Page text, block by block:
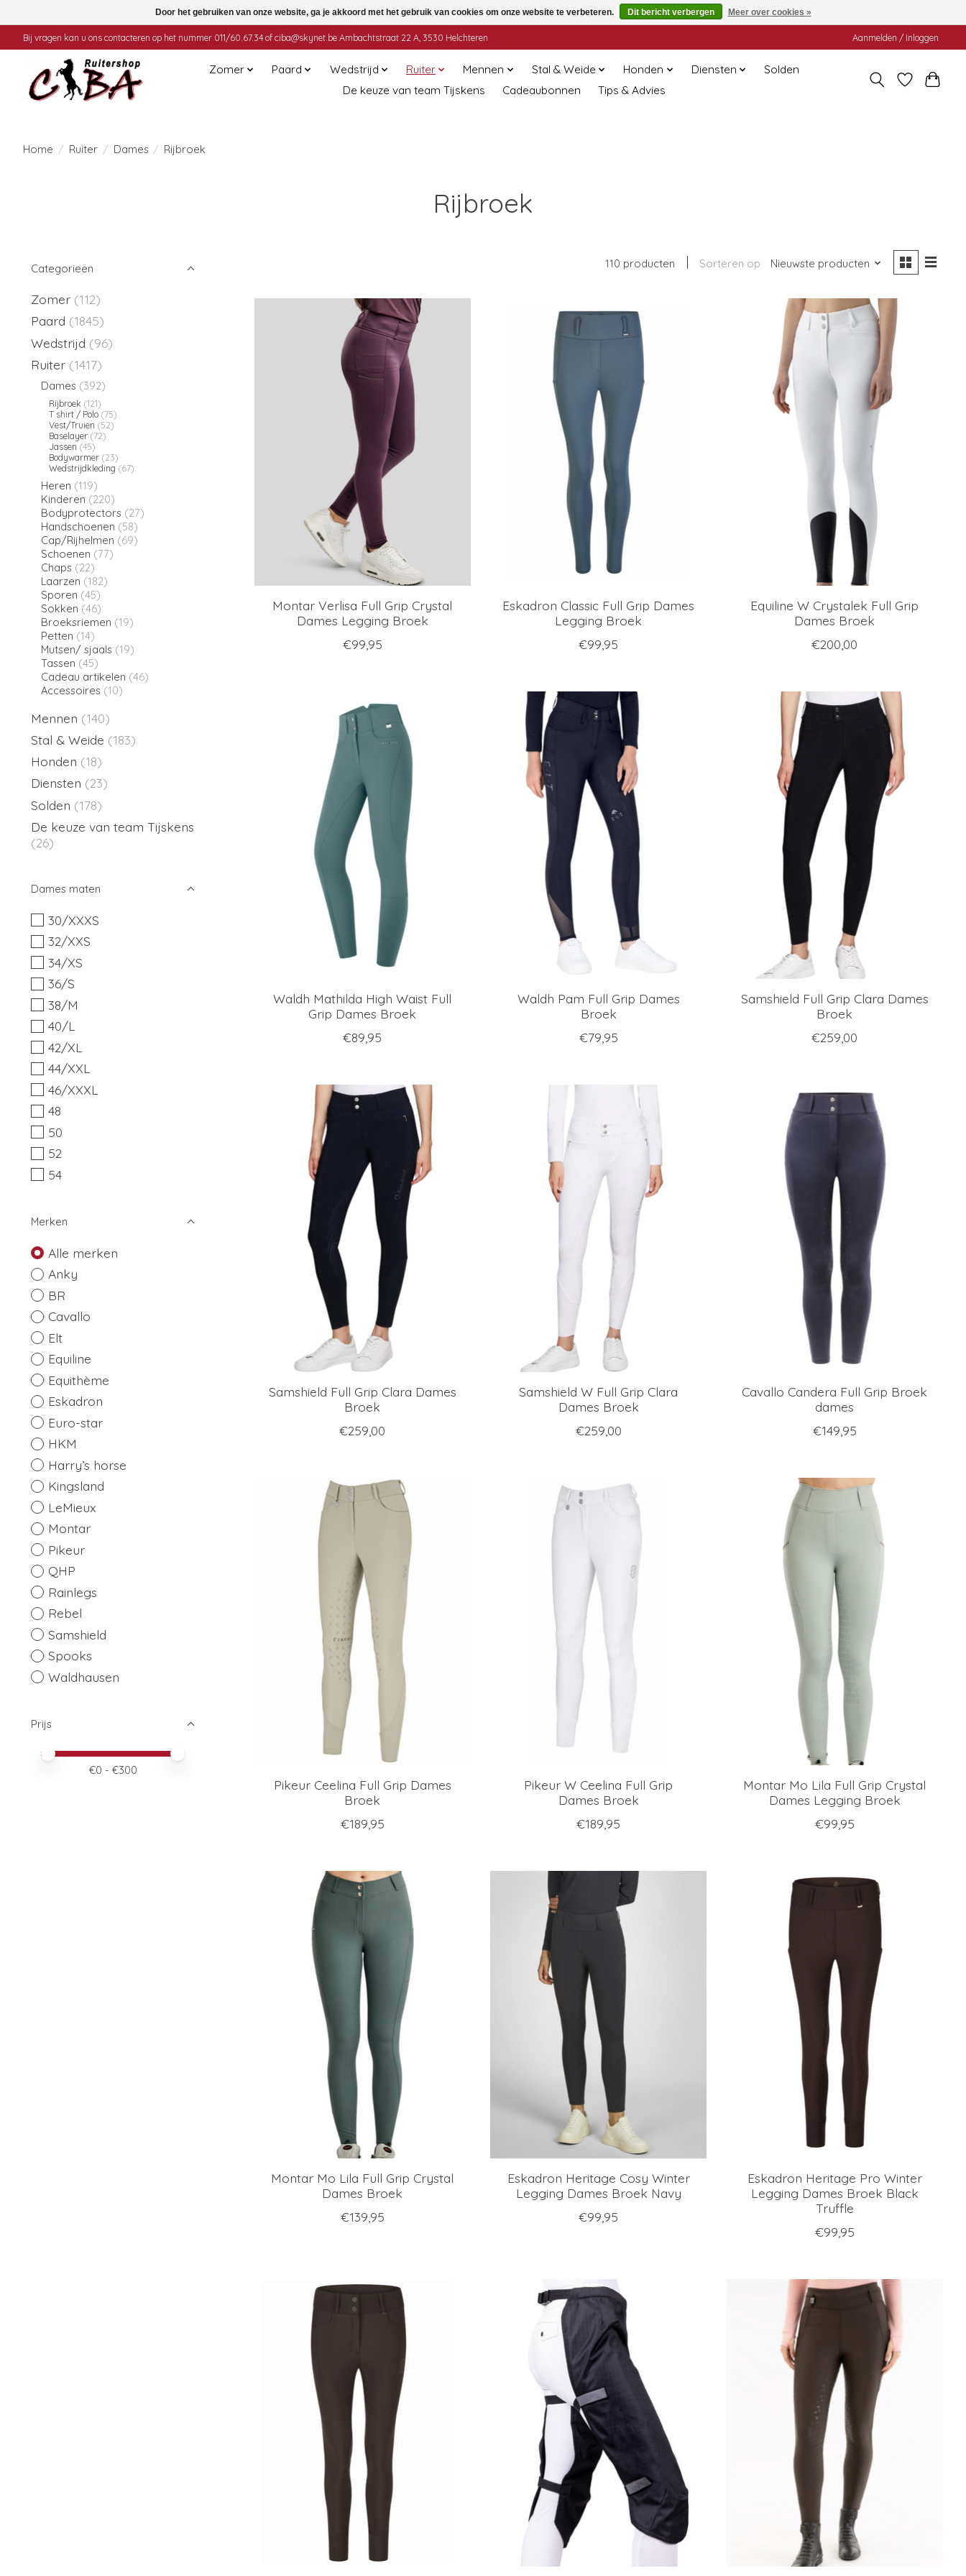
Bij vragen kan u ons contacteren op het nummer 011/60.67.34 of ciba@skynet.be Ambachtstraat 22 A, 3530 Helchteren Aanmelden / Inloggen
Zomer Paard Wedstrijd Ruiter Mennen Stal & Weide Honden Diensten
Solden
De keuze van team Tijskens
Cadeaubonnen Tips & Advies
Home / Ruiter / Dames / Rijbroek
Rijbroek
Categorieën
Zomer (112)
Paard (1845)
Wedstrijd (96)
Ruiter (1417)
Dames (392)
Rijbroek (121)
T shirt / Polo (75)
Vest/Truien (52)
Baselayer (72)
Jassen (45)
Bodywarmer (23)
Wedstrijdkleding (67)
Heren (119)
Kinderen (220)
Bodyprotectors (27)
Handschoenen (58)
Cap/Rijhelmen (69)
Schoenen (77)
Chaps (22)
Laarzen (182)
Sporen (45)
Sokken (46)
Broeksriemen (19)
Petten (14)
Mutsen/ sjaals (19)
Tassen (45)
Cadeau artikelen (46)
Accessoires (10)
Mennen (140)
Stal & Weide (183)
Honden (18)
Diensten (23)
Solden (178)
De keuze van team Tijskens
(26)
Dames maten
30/XXXS
32/XXS
34/XS
36/S
38/M
40/L
42/XL
44/XXL
46/XXXL
48
50
52
54
Merken
Alle merken
Anky
BR
Cavallo
Elt
Equiline
Equithème
Eskadron
Euro-star
HKM
Harry’s horse
Kingsland
LeMieux
Montar
Pikeur
QHP
Rainlegs
Rebel
Samshield
Spooks
Waldhausen
Prijs
Minimale prijswaarde
Price maximum value
€0 - €300
110 producten Sorteren op Nieuwste producten
Montar Verlisa Full Grip Crystal
Dames Legging Broek
€99,95
Eskadron Classic Full Grip Dames
Legging Broek
€99,95
Equiline W Crystalek Full Grip
Dames Broek
€200,00
Waldh Mathilda High Waist Full
Grip Dames Broek
€89,95
Waldh Pam Full Grip Dames
Broek
€79,95
Samshield Full Grip Clara Dames
Broek
€259,00
Samshield Full Grip Clara Dames
Broek
€259,00
Samshield W Full Grip Clara
Dames Broek
€259,00
Cavallo Candera Full Grip Broek
dames
€149,95
Pikeur Ceelina Full Grip Dames
Broek
€189,95
Pikeur W Ceelina Full Grip
Dames Broek
€189,95
Montar Mo Lila Full Grip Crystal
Dames Legging Broek
€99,95
Montar Mo Lila Full Grip Crystal
Dames Broek
€139,95
Eskadron Heritage Cosy Winter
Legging Dames Broek Navy
€99,95
Eskadron Heritage Pro Winter
Legging Dames Broek Black
Truffle
€99,95
Door het gebruiken van onze website, ga je akkoord met het gebruik van cookies om onze website te verbeteren. Dit bericht verbergen Meer over cookies »